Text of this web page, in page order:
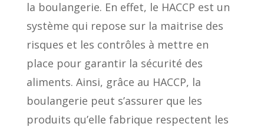
la boulangerie. En effet, le HACCP est un
système qui repose sur la maitrise des
risques et les contrôles à mettre en
place pour garantir la sécurité des
aliments. Ainsi, grâce au HACCP, la
boulangerie peut s’assurer que les
produits qu’elle fabrique respectent les